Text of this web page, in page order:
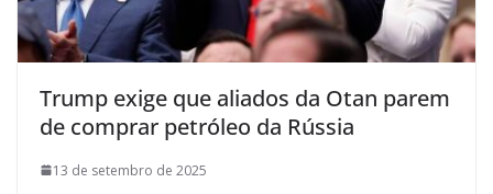
Trump exige que aliados da Otan parem
de comprar petróleo da Rússia
13 de setembro de 2025